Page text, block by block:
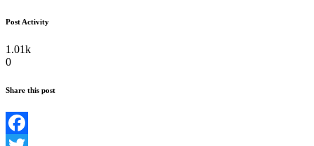
Post Activity
1.01k
0
Share this post